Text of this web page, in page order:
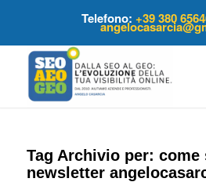
Telefono:+39 380
Tag Archivio per: come
newsletter